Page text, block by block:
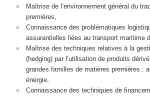
Maîtrise de l’environnement général du
premières,
Connaissance des problématiques
assurantielles liées au transport maritime
Maîtrise des techniques relatives à la
(hedging) par l’utilisation de produits
grandes familles de matières premières :
énergie,
Connaissance des techniques de